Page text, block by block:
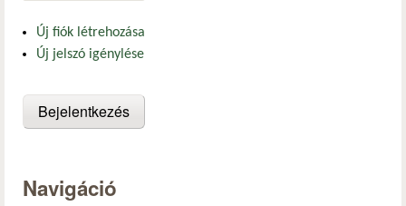
Új fiók létrehozása
Új jelszó igénylése
Navigáció